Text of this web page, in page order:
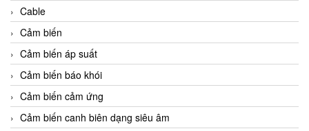
Cable
Cảm biến
Cảm biến áp suất
Cảm biến báo khói
Cảm biến cảm ứng
Cảm biến canh biên dạng siêu âm